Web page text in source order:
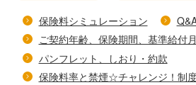
保険料シミュレーション
ご契約年齢、保険期間、基準給付
パンフレット、しおり・約款
保険料率と禁煙☆チャレンジ！制